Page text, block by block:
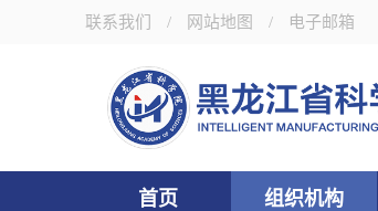
联系我们 / 网站地图 / 电子邮箱
首页 组织机构